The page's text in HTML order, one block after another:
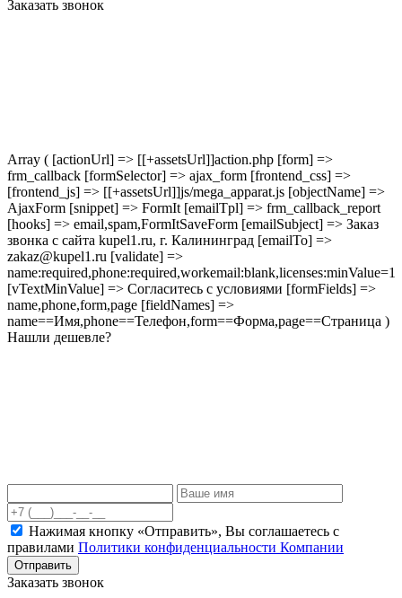
Заказать звонок
Array ( [actionUrl] => [[+assetsUrl]]action.php [form] =>
frm_callback [formSelector] => ajax_form [frontend_css] =>
[frontend_js] => [[+assetsUrl]]js/mega_apparat.js [objectName] =>
AjaxForm [snippet] => FormIt [emailTpl] => frm_callback_report
[hooks] => email,spam,FormItSaveForm [emailSubject] => Заказ
звонка с сайта kupel1.ru, г. Калининград [emailTo] =>
zakaz@kupel1.ru [validate] =>
name:required,phone:required,workemail:blank,licenses:minValue=1
[vTextMinValue] => Согласитесь с условиями [formFields] =>
name,phone,form,page [fieldNames] =>
name==Имя,phone==Телефон,form==Форма,page==Страница )
Нашли дешевле?
Нажимая кнопку «Отправить», Вы соглашаетесь c
правилами Политики конфиденциальности Компании
Отправить
Заказать звонок